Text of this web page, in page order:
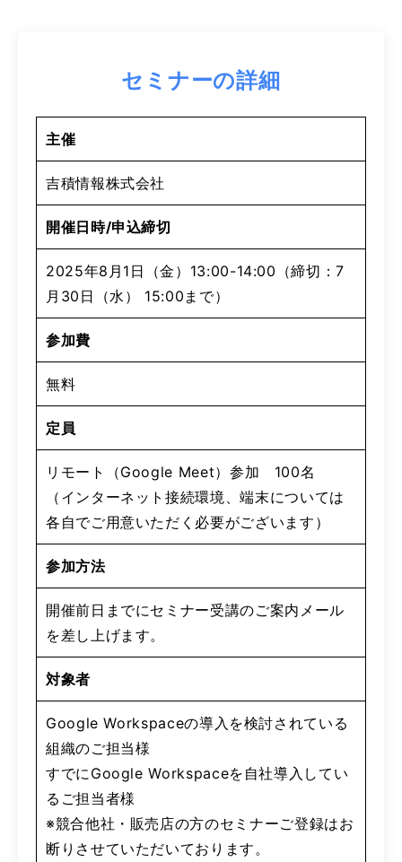
セミナーの詳細
主催
吉積情報株式会社
開催日時/申込締切
2025年8月1日（金）13:00-14:00（締切：7
月30日（水） 15:00まで）
参加費
無料
定員
リモート（Google Meet）参加 100名
（インターネット接続環境、端末については
各自でご用意いただく必要がございます）
参加方法
開催前日までにセミナー受講のご案内メール
を差し上げます。
対象者
Google Workspaceの導入を検討されている
組織のご担当様
すでにGoogle Workspaceを自社導入してい
るご担当者様
※競合他社・販売店の方のセミナーご登録はお
断りさせていただいております。